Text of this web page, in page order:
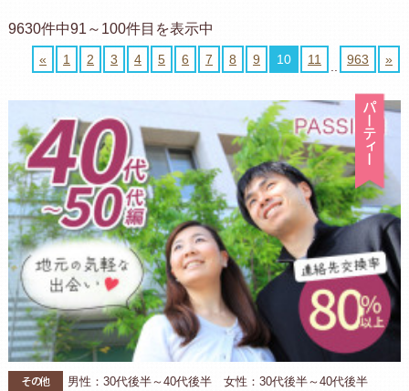
9630件中91～100件目を表示中
« 1 2 3 4 5 6 7 8 9 10 11 963 »
パ
その他
男性：30代後半～40代後半 女性：30代後半～40代後半